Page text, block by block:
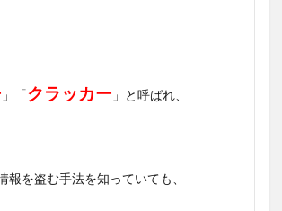
」「クラッカー 」と呼ばれ、
報を盗む手法を知っていても、